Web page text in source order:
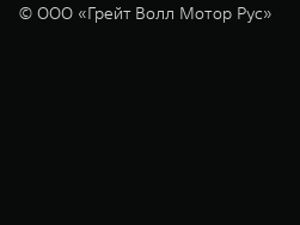
© ООО «Грейт Волл Мотор Рус»